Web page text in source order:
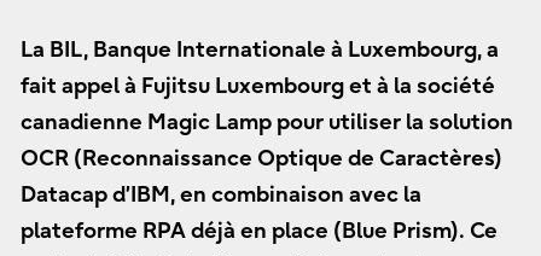
La BIL, Banque Internationale à Luxembourg, a
fait appel à Fujitsu Luxembourg et à la société
canadienne Magic Lamp pour utiliser la solution
OCR (Reconnaissance Optique de Caractères)
Datacap d’IBM, en combinaison avec la
plateforme RPA déjà en place (Blue Prism). Ce